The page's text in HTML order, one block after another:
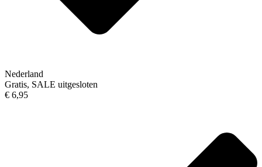
Nederland
Gratis, SALE uitgesloten
€ 6,95